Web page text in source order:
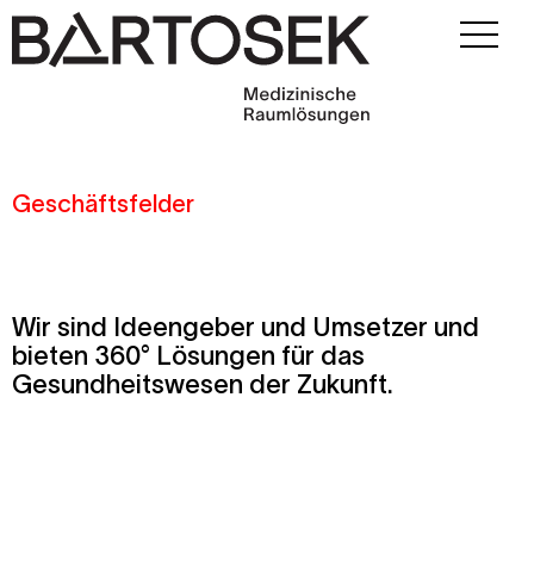
Geschäftsfelder
Wir sind Ideengeber und Umsetzer und
bieten 360° Lösungen für das
Gesundheitswesen der Zukunft.